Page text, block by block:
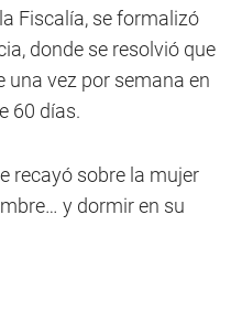
Fiscalía, se formalizó
donde se resolvió que
una vez por semana en
60 días.
recayó sobre la mujer
y dormir en su